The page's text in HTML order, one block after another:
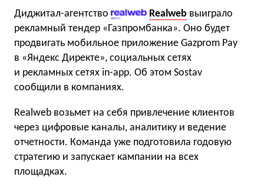
Диджитал-агентство Realweb выиграло
рекламный тендер «Газпромбанка». Оно будет
продвигать мобильное приложение Gazprom Pay
в «Яндекс Директе», социальных сетях
и рекламных сетях in-app. Об этом Sostav
сообщили в компаниях.
Realweb возьмет на себя привлечение клиентов
через цифровые каналы, аналитику и ведение
отчетности. Команда уже подготовила годовую
стратегию и запускает кампании на всех
площадках.